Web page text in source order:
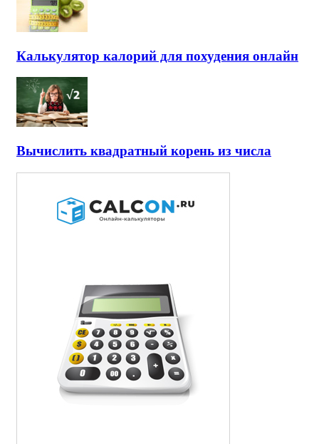
Калькулятор калорий для похудения онлайн
Вычислить квадратный корень из числа